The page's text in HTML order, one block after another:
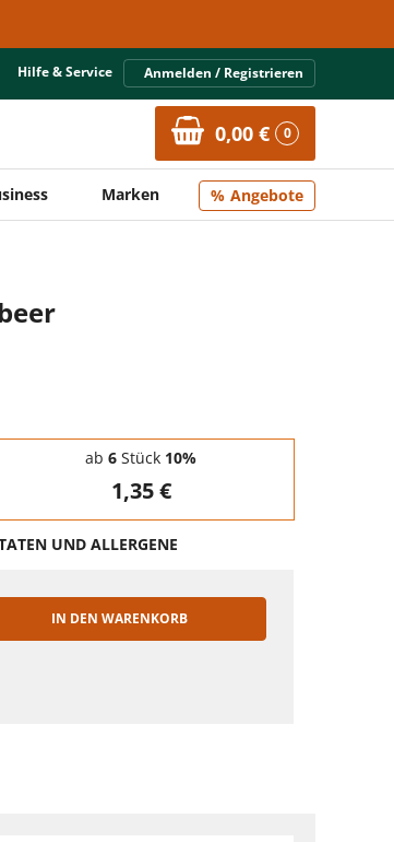
Hilfe & Service Anmelden / Registrieren
0,00 € 0
Marken Angebote
ab 6 Stück 10%
1,35 €
UND ALLERGENE
IN DEN WARENKORB